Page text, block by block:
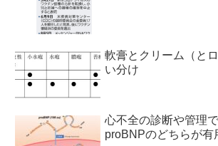
軟膏とクリーム（と
い分け
心不全の診断や管理
proBNPのどちらが有